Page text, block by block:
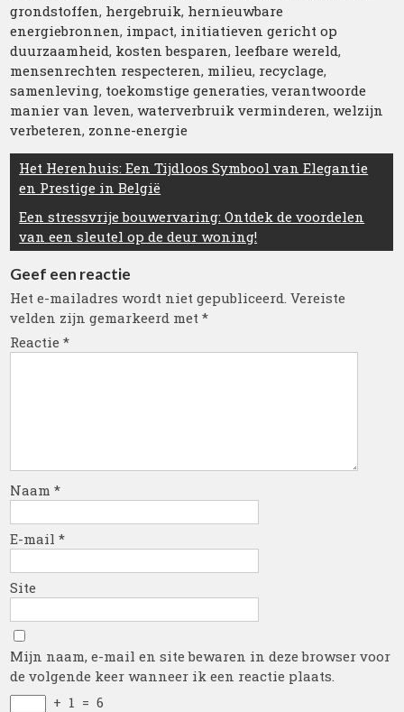
grondstoffen, hergebruik, hernieuwbare
energiebronnen, impact, initiatieven gericht op
duurzaamheid, kosten besparen, leefbare wereld,
mensenrechten respecteren, milieu, recyclage,
samenleving, toekomstige generaties,verantwoorde
manier van leven,waterverbruik verminderen,welzijn
verbeteren, zonne-energie
Berichtnavigatie
Het Herenhuis: Een Tijdloos Symbool van Elegantie
en Prestige in België
Een stressvrije bouwervaring: Ontdek de voordelen
van een sleutel op de deur woning!
Geef een reactie
Het e-mailadres wordt niet gepubliceerd. Vereiste
velden zijn gemarkeerd met*
Reactie*
Naam*
E-mail*
Site
Mijn naam, e-mail en site bewaren in deze browser voor
de volgende keer wanneer ik een reactie plaats.
+ 1 = 6